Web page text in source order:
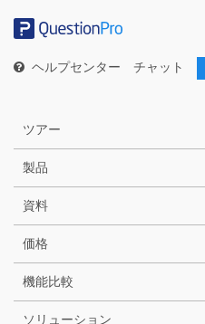
ー
ヘルプセンター チャット
ツアー
製品
資料
価格
機能比較
ソリューション